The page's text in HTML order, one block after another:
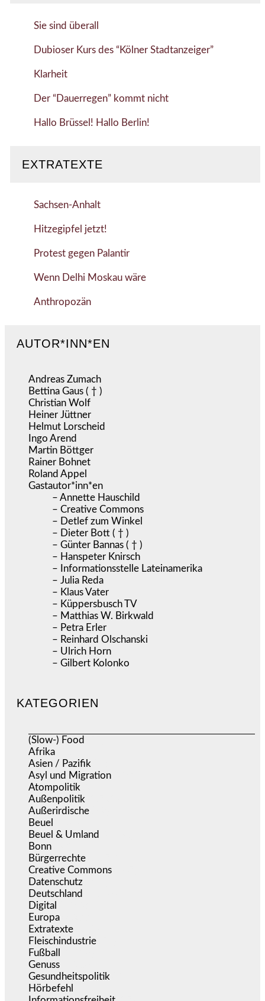
Sie sind überall
Dubioser Kurs des “Kölner Stadtanzeiger”
Klarheit
Der “Dauerregen” kommt nicht
Hallo Brüssel! Hallo Berlin!
EXTRATEXTE
Sachsen-Anhalt
Hitzegipfel jetzt!
Protest gegen Palantir
Wenn Delhi Moskau wäre
Anthropozän
AUTOR*INN*EN
Andreas Zumach
Bettina Gaus ( † )
Christian Wolf
Heiner Jüttner
Helmut Lorscheid
Ingo Arend
Martin Böttger
Rainer Bohnet
Roland Appel
Gastautor*inn*en
– Annette Hauschild
– Creative Commons
– Detlef zum Winkel
– Dieter Bott ( † )
– Günter Bannas ( † )
– Hanspeter Knirsch
– Informationsstelle Lateinamerika
– Julia Reda
– Klaus Vater
– Küppersbusch TV
– Matthias W. Birkwald
– Petra Erler
– Reinhard Olschanski
– Ulrich Horn
– Gilbert Kolonko
KATEGORIEN
(Slow-) Food
Afrika
Asien / Pazifik
Asyl und Migration
Atompolitik
Außenpolitik
Außerirdische
Beuel
Beuel & Umland
Bonn
Bürgerrechte
Creative Commons
Datenschutz
Deutschland
Digital
Europa
Extratexte
Fleischindustrie
Fußball
Genuss
Gesundheitspolitik
Hörbefehl